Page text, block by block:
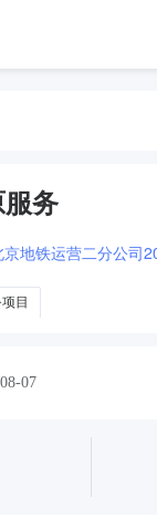
务
京地铁运营二分公司
目
07